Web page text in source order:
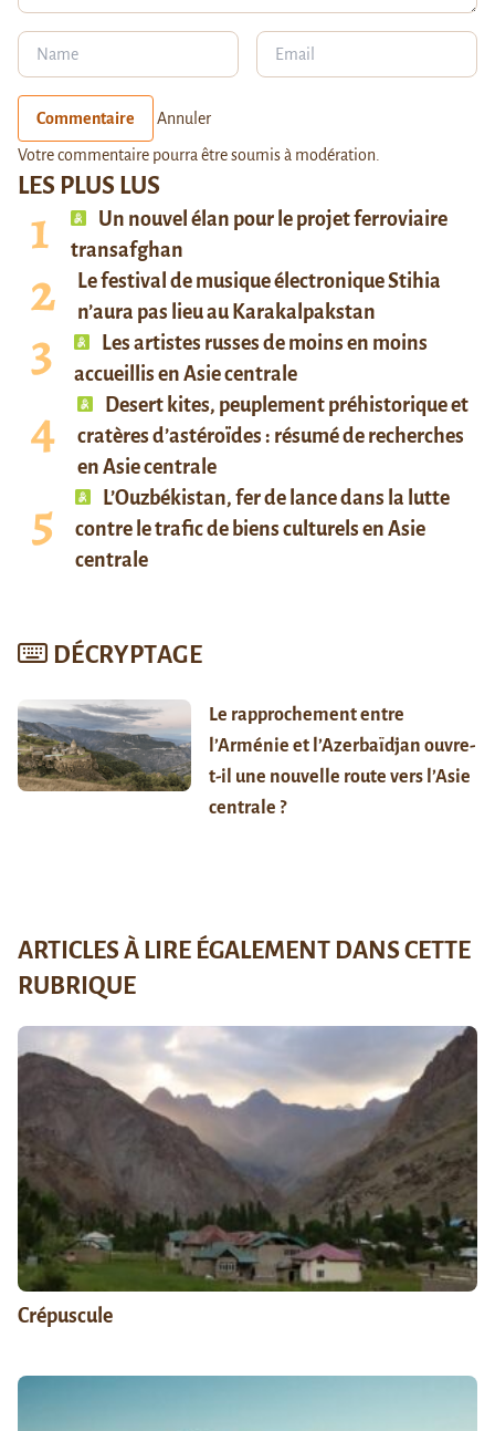
LES PLUS LUS
Un nouvel élan pour le projet ferroviaire
transafghan
Le festival de musique électronique Stihia
n’aura pas lieu au Karakalpakstan
Les artistes russes de moins en moins
accueillis en Asie centrale
Desert kites, peuplement préhistorique et
cratères d’astéroïdes : résumé de recherches
en Asie centrale
L’Ouzbékistan, fer de lance dans la lutte
contre le trafic de biens culturels en Asie
centrale
DÉCRYPTAGE
Le rapprochement entre
l’Arménie et l’Azerbaïdjan ouvre-
t-il une nouvelle route vers l’Asie
centrale ?
Commentaire Annuler
Votre commentaire pourra être soumis à modération.
ARTICLES À LIRE ÉGALEMENT DANS CETTE
RUBRIQUE
Crépuscule